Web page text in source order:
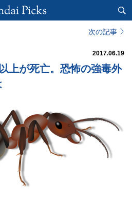
次の記事
2017.06.19
上が死亡。恐怖の強毒外